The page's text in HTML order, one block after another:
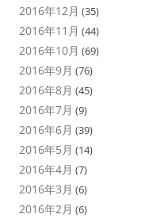
2016年12月 (35)
2016年11月 (44)
2016年10月 (69)
2016年9月 (76)
2016年8月 (45)
2016年7月 (9)
2016年6月 (39)
2016年5月 (14)
2016年4月 (7)
2016年3月 (6)
2016年2月 (6)